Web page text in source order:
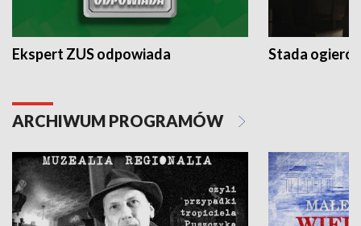
Ekspert ZUS odpowiada Stada
ARCHIWUM PROGRAMÓW